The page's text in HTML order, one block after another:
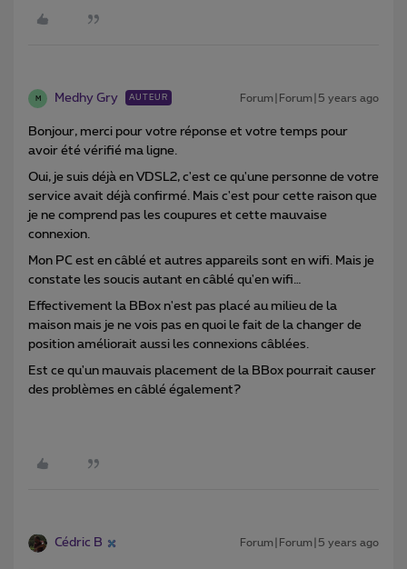
M Medhy Gry AUTEUR Forum|Forum|5 years ago
Bonjour, merci pour votre réponse et votre temps pour
avoir été vérifié ma ligne.
Oui, je suis déjà en VDSL2, c'est ce qu'une personne de votre
service avait déjà confirmé. Mais c'est pour cette raison que
je ne comprend pas les coupures et cette mauvaise
connexion.
Mon PC est en câblé et autres appareils sont en wifi. Mais je
constate les soucis autant en câblé qu'en wifi…
Effectivement la BBox n'est pas placé au milieu de la
maison mais je ne vois pas en quoi le fait de la changer de
position améliorait aussi les connexions câblées.
Est ce qu'un mauvais placement de la BBox pourrait causer
des problèmes en câblé également?
Cédric B Forum|Forum|5 years ago